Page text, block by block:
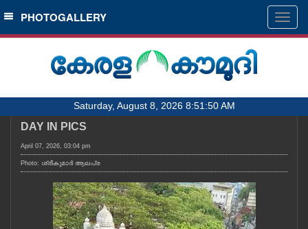
SECTIONS
HOME
NOTIFIED NEWS
KERALA
PHOTOGALLERY
Saturday, August 8, 2026 8:51:50 AM
DAY IN PICS
April 07, 2026, 03:04 pm
Photo: ശ്രീകുമാർ ആലപ്ര